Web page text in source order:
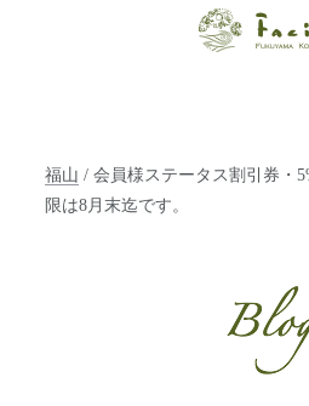
ン ファ
ルは、 内
ルでご提
す。
福山 / 会員様ステータス割引券・
限は8月末迄です。